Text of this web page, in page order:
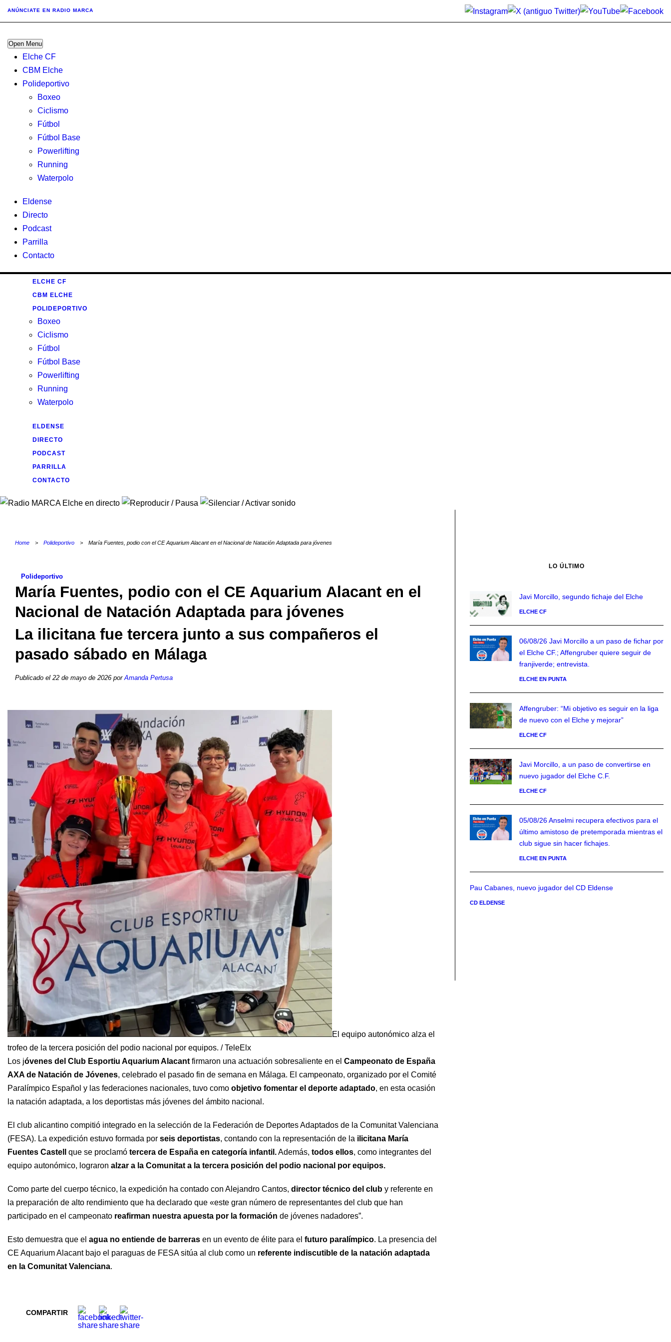
ANÚNCIATE EN RADIO MARCA
Open Menu
Elche CF
CBM Elche
Polideportivo
Boxeo
Ciclismo
Fútbol
Fútbol Base
Powerlifting
Running
Waterpolo
Eldense
Directo
Podcast
Parrilla
Contacto
ELCHE CF
CBM ELCHE
POLIDEPORTIVO
Boxeo
Ciclismo
Fútbol
Fútbol Base
Powerlifting
Running
Waterpolo
ELDENSE
DIRECTO
PODCAST
PARRILLA
CONTACTO
Home > Polideportivo > María Fuentes, podio con el CE Aquarium Alacant en el Nacional de Natación Adaptada para jóvenes
Polideportivo
María Fuentes, podio con el CE Aquarium Alacant en el
Nacional de Natación Adaptada para jóvenes
La ilicitana fue tercera junto a sus compañeros el
pasado sábado en Málaga
Publicado el 22 de mayo de 2026 porAmanda Pertusa
El equipo autonómico alza el
trofeo de la tercera posición del podio nacional por equipos. / TeleElx
Los jóvenes del Club Esportiu Aquarium Alacant firmaron una actuación sobresaliente en el Campeonato de España
AXA de Natación de Jóvenes, celebrado el pasado fin de semana en Málaga. El campeonato, organizado por el Comité
Paralímpico Español y las federaciones nacionales, tuvo como objetivo fomentar el deporte adaptado, en esta ocasión
la natación adaptada, a los deportistas más jóvenes del ámbito nacional.
El club alicantino compitió integrado en la selección de la Federación de Deportes Adaptados de la Comunitat Valenciana
(FESA). La expedición estuvo formada por seis deportistas, contando con la representación de la ilicitana María
Fuentes Castell
que se proclamó tercera de España en categoría infantil.Además, todos ellos, como integrantes del
equipo autonómico, lograron alzar a la Comunitat a la tercera posición del podio nacional por equipos.
Como parte del cuerpo técnico, la expedición ha contado con Alejandro Cantos, director técnico del club y referente en
la preparación de alto rendimiento que ha declarado que «este gran número de representantes del club que han
participado en el campeonato reafirman nuestra apuesta por la formación de jóvenes nadadores”.
Esto demuestra que el agua no entiende de barreras en un evento de élite para el futuro paralímpico. La presencia del
CE Aquarium Alacant bajo el paraguas de FESA sitúa al club como un referente indiscutible de la natación adaptada
en la Comunitat Valenciana.
COMPARTIR
LO ÚLTIMO
Javi Morcillo, segundo fichaje del Elche
ELCHE CF
06/08/26 Javi Morcillo a un paso de fichar por
el Elche CF.; Affengruber quiere seguir de
franjiverde; entrevista.
ELCHE EN PUNTA
Affengruber: “Mi objetivo es seguir en la liga
de nuevo con el Elche y mejorar”
ELCHE CF
Javi Morcillo, a un paso de convertirse en
nuevo jugador del Elche C.F.
ELCHE CF
05/08/26 Anselmi recupera efectivos para el
último amistoso de pretemporada mientras el
club sigue sin hacer fichajes.
ELCHE EN PUNTA
Pau Cabanes, nuevo jugador del CD Eldense
CD ELDENSE